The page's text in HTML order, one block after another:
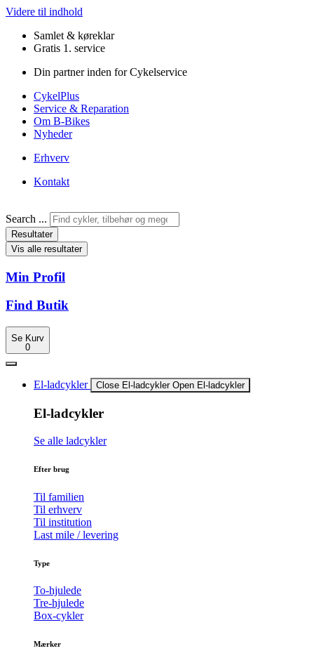
Videre til indhold
Samlet & køreklar
Gratis 1. service
Din partner inden for Cykelservice
CykelPlus
Service & Reparation
Om B-Bikes
Nyheder
Erhverv
Kontakt
Search ...
Resultater
Vis alle resultater
Min Profil
Find Butik
Se Kurv
0
El-ladcykler Close El-ladcykler Open El-ladcykler
El-ladcykler
Se alle ladcykler
Efter brug
Til familien
Til erhverv
Til institution
Last mile / levering
Type
To-hjulede
Tre-hjulede
Box-cykler
Mærker